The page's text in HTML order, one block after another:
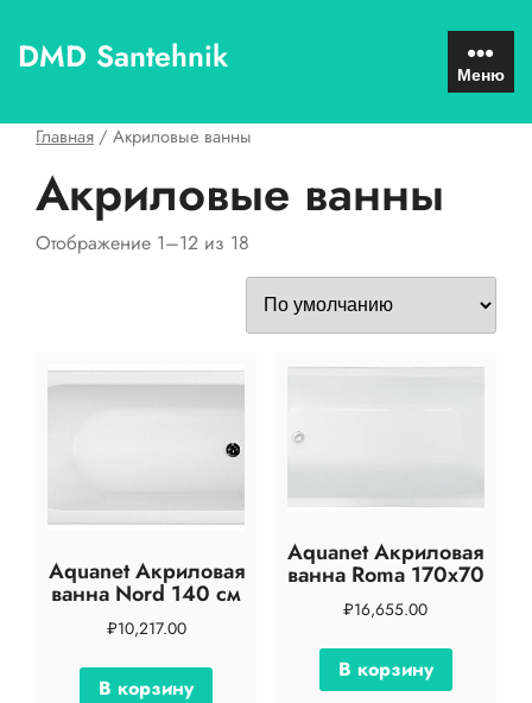
содержимому
DMD Santehnik Меню
Главная / Акриловые ванны
Акриловые ванны
Отображение 1–12 из 18
Aquanet Акриловая
ванна Nord 140 см
₽10,217.00
В корзину
Aquanet Акриловая
ванна Roma 170х70
₽16,655.00
В корзину